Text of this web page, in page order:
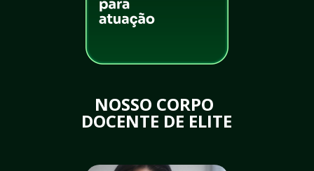
NOSSO CORPO
DOCENTE DE ELITE